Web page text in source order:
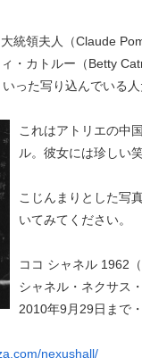
統領夫人（Claude
・カトルー（Betty
いった写り込んでいる
これはアトリエの中
ル。彼女には珍しい
こじんまりとした写
いてみてください。
ココ シャネル 1962
シャネル・ネクサス
2010年9月29日まで
nexushall/